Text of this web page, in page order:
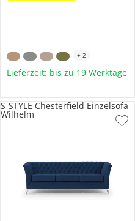
+ 2
Lieferzeit: bis zu 19 Werktage
S-STYLE Chesterfield Einzelsofa
Wilhelm